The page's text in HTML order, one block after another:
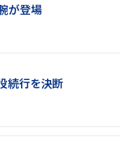
が登場
続行を決断